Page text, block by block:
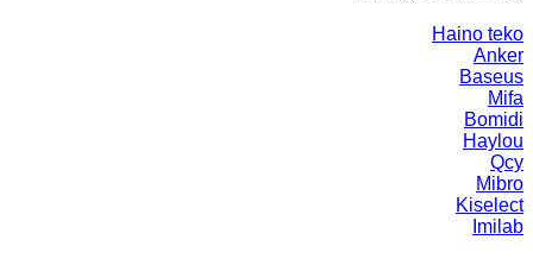
Haino teko
Anker
Baseus
Mifa
Bomidi
Haylou
Qcy
Mibro
Kiselect
Imilab